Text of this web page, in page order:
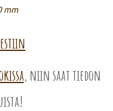
mm
, niin saat tiedon